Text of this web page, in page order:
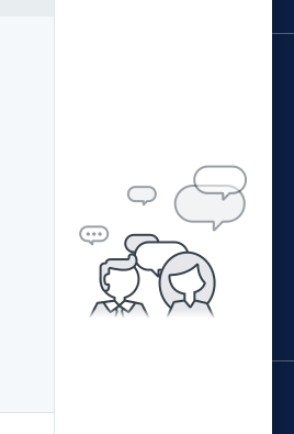
阳江市公安局森林公安
青海省地理国情监测院
广西柳州执法局
佛山珠江传媒
鄂尔多斯水土保持监督执法局